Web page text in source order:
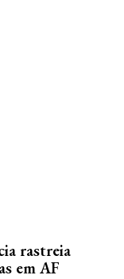
rastreia
em AF